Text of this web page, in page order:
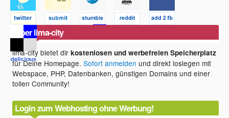
Über lima-city
lima-city bietet dirkostenlosen und werbefreien Speicherplatz
für Deine Homepage.Sofort anmelden und direkt loslegen mit
Webspace, PHP, Datenbanken, günstigen Domains und einer
tollen Community!
Login zum Webhosting ohne Werbung!